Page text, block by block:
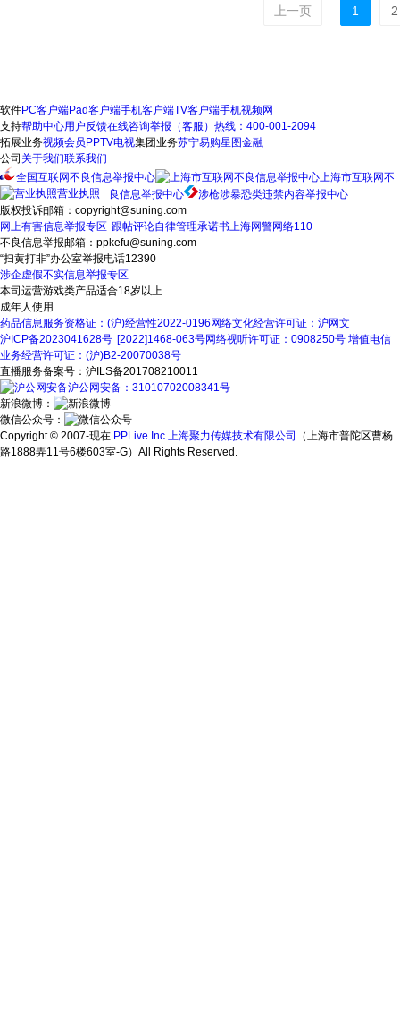
上一页 1 2
软件PC客户端Pad客户端手机客户端TV客户端手机视频网
支持帮助中心用户反馈在线咨询举报（客服）热线：400-001-2094
拓展业务视频会员 PPTV电视集团业务苏宁易购星图金融
公司 关于我们联系我们
全国互联网不良信息举报中心
上海市互联网不
良信息举报中心
涉枪涉暴恐类违禁内容举报中心
营业执照
版权投诉邮箱：copyright@suning.com
跟帖评论自律管理承诺书
网上有害信息举报专区
上海网警网络110
不良信息举报邮箱：ppkefu@suning.com
“扫黄打非”办公室举报电话12390
涉企虚假不实信息举报专区
本司运营游戏类产品适合18岁以上
成年人使用
药品信息服务资格证：(沪)经营性2022-0196 网络文化经营许可证：沪网文
[2022]1468-063号
沪ICP备2023041628号 网络视听许可证：0908250号 增值电信
业务经营许可证：(沪)B2-20070038号
直播服务备案号：沪ILS备201708210011
沪公网安备：31010702008341号
新浪微博：
微信公众号：
Copyright © 2007-现在 PPLive Inc.上海聚力传媒技术有限公司
（上海市普陀区曹杨
路1888弄11号6楼603室-G）All Rights Reserved.